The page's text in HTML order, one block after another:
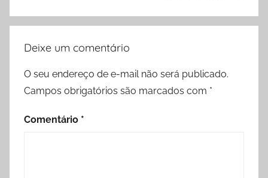
Deixe um comentário
O seu endereço de e-mail não será publicado.
Campos obrigatórios são marcados com *
Comentário *